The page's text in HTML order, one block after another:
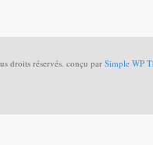
droits réservés. conçu par Simple WP